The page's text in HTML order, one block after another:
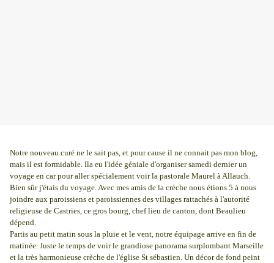
Notre nouveau curé ne le sait pas, et pour cause il ne connait pas mon blog,
mais il est formidable. Ila eu l'idée géniale d'organiser samedi dernier un
voyage en car pour aller spécialement voir la pastorale Maurel à Allauch.
Bien sûr j'étais du voyage. Avec mes amis de la crèche nous étions 5 à nous
joindre aux paroissiens et paroissiennes des villages rattachés à l'autorité
religieuse de Castries, ce gros bourg, chef lieu de canton, dont Beaulieu
dépend.
Partis au petit matin sous la pluie et le vent, notre équipage arrive en fin de
matinée. Juste le temps de voir le grandiose panorama surplombant Marseille
et la très harmonieuse crèche de l'église St sébastien. Un décor de fond peint